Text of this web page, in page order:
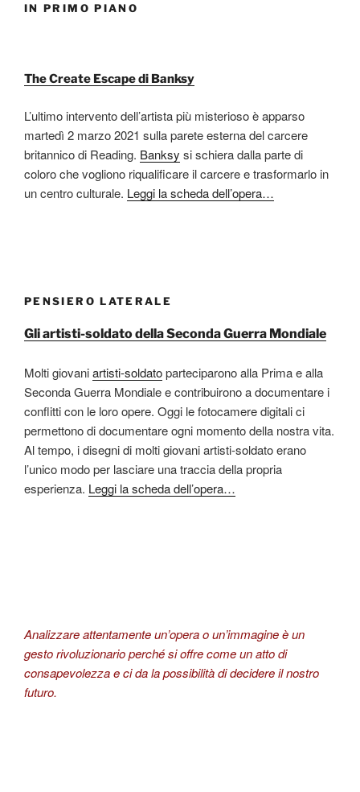
IN PRIMO PIANO
The Create Escape di Banksy
L’ultimo intervento dell’artista più misterioso è apparso
martedì 2 marzo 2021 sulla parete esterna del carcere
britannico di Reading. Banksy si schiera dalla parte di
coloro che vogliono riqualificare il carcere e trasformarlo in
un centro culturale. Leggi la scheda dell’opera…
PENSIERO LATERALE
Gli artisti-soldato della Seconda Guerra Mondiale
Molti giovaniartisti-soldatoparteciparono alla Prima e alla
Seconda Guerra Mondiale e contribuirono a documentare i
conflitti con le loro opere. Oggi le fotocamere digitali ci
permettono di documentare ogni momento della nostra vita.
Al tempo, i disegni di molti giovani artisti-soldato erano
l’unico modo per lasciare una traccia della propria
esperienza. Leggi la scheda dell’opera…
Analizzare attentamente un’opera o un’immagine è un
gesto rivoluzionario perché si offre come un atto di
consapevolezza e ci da la possibilità di decidere il nostro
futuro.